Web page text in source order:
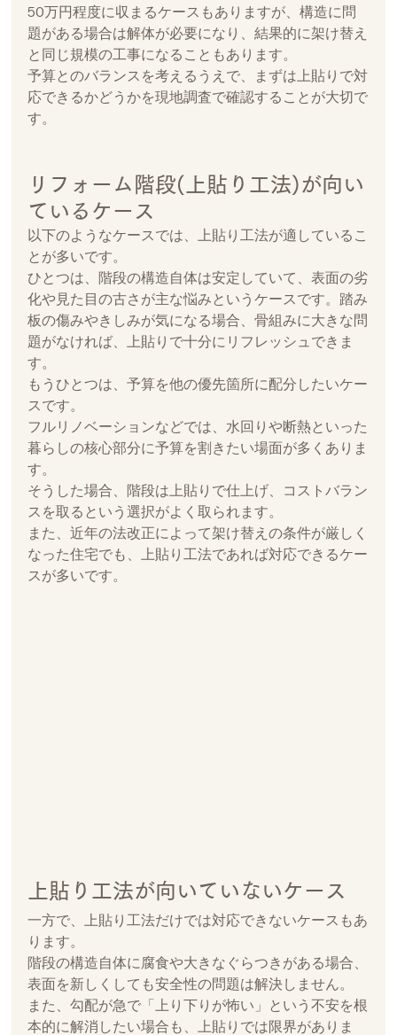
50万円程度に収まるケースもありますが、構造に問
題がある場合は解体が必要になり、結果的に架け替え
と同じ規模の工事になることもあります。
予算とのバランスを考えるうえで、まずは上貼りで対
応できるかどうかを現地調査で確認することが大切で
す。
リフォーム階段(上貼り工法)が向い
ているケース
以下のようなケースでは、上貼り工法が適しているこ
とが多いです。
ひとつは、階段の構造自体は安定していて、表面の劣
化や見た目の古さが主な悩みというケースです。踏み
板の傷みやきしみが気になる場合、骨組みに大きな問
題がなければ、上貼りで十分にリフレッシュできま
す。
もうひとつは、予算を他の優先箇所に配分したいケー
スです。
フルリノベーションなどでは、水回りや断熱といった
暮らしの核心部分に予算を割きたい場面が多くありま
す。
そうした場合、階段は上貼りで仕上げ、コストバラン
スを取るという選択がよく取られます。
また、近年の法改正によって架け替えの条件が厳しく
なった住宅でも、上貼り工法であれば対応できるケー
スが多いです。
上貼り工法が向いていないケース
一方で、上貼り工法だけでは対応できないケースもあ
ります。
階段の構造自体に腐食や大きなぐらつきがある場合、
表面を新しくしても安全性の問題は解決しません。
また、勾配が急で「上り下りが怖い」という不安を根
本的に解消したい場合も、上貼りでは限界がありま